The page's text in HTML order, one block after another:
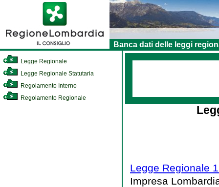
Banca dati delle leggi
Legge Regionale
Legge Regionale Statutaria
Regolamento Interno
Regolamento Regionale
Legge Regionale
Impresa